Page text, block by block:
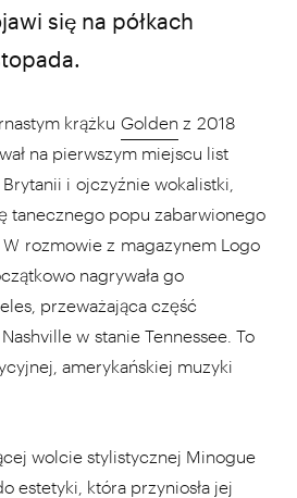
się na półkach
krążku Golden z 2018
na pierwszym miejscu list
i ojczyźnie wokalistki,
tanecznego popu zabarwionego
rozmowie z magazynem Logo
nagrywała go
przeważająca część
w stanie Tennessee. To
amerykańskiej muzyki
wolcie stylistycznej Minogue
estetyki, która przyniosła jej